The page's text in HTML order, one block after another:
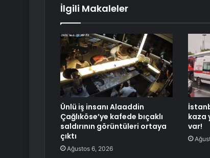
İlgili Makaleler
Ünlü iş insanı Alaaddin
Çağlıköse’ye kafede bıçaklı
saldırının görüntüleri ortaya
çıktı
Ağustos 6, 2026
kaza
var!